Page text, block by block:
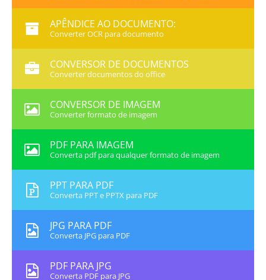
APÊNDICE AO DOCUMENTO:
Converter OCR para documento
CONVERSOR DE DOCUMENTOS
Converter documentos do office
CONVERSOR DE IMAGEM
Converter formato de imagem
PDF PARA IMAGEM
Converta pdf para qualquer formato de imagem
PPT PARA PDF
Converta PPT e PPTX para PDF
JPG PARA PDF
Converta JPG para PDF
PDF PARA JPG
Converta PDF para JPG